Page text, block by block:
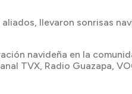
llevaron sonrisas
navideña en la
TVX, Radio Guazapa,